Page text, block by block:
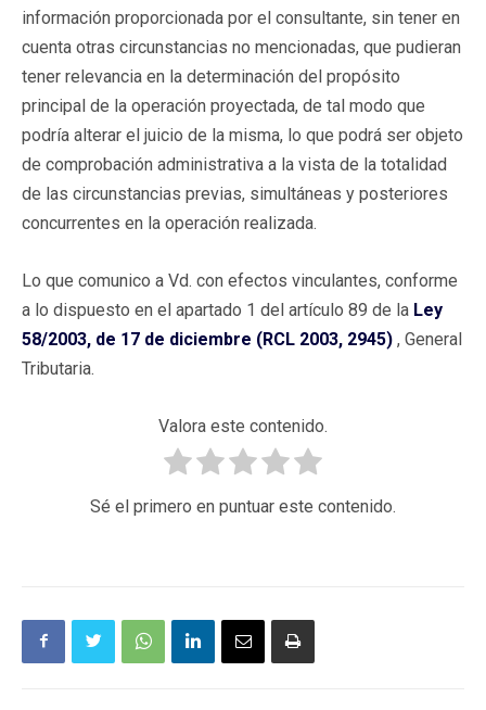
información proporcionada por el consultante, sin tener en
cuenta otras circunstancias no mencionadas, que pudieran
tener relevancia en la determinación del propósito
principal de la operación proyectada, de tal modo que
podría alterar el juicio de la misma, lo que podrá ser objeto
de comprobación administrativa a la vista de la totalidad
de las circunstancias previas, simultáneas y posteriores
concurrentes en la operación realizada.
Lo que comunico a Vd. con efectos vinculantes, conforme
a lo dispuesto en el apartado 1 del artículo 89 de la Ley
58/2003, de 17 de diciembre (RCL 2003, 2945) , General
Tributaria.
Valora este contenido.
Sé el primero en puntuar este contenido.